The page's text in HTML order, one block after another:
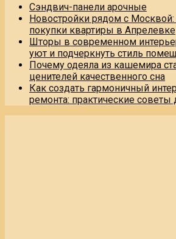
Сэндвич-панели арочные
Новостройки рядом с
покупки квартиры в Апрелевке
Шторы в современном
уют и подчеркнуть стиль
Почему одеяла из кашемира
ценителей качественного сна
Как создать гармоничный
ремонта: практические советы